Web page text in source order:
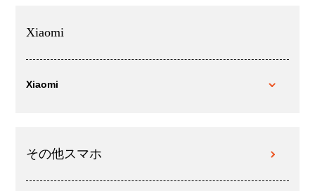
Xiaomi
Xiaomi
その他スマホ